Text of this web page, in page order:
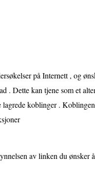
på Internett , og
. Dette kan tjene som et
koblinger .
av linken du ønsker